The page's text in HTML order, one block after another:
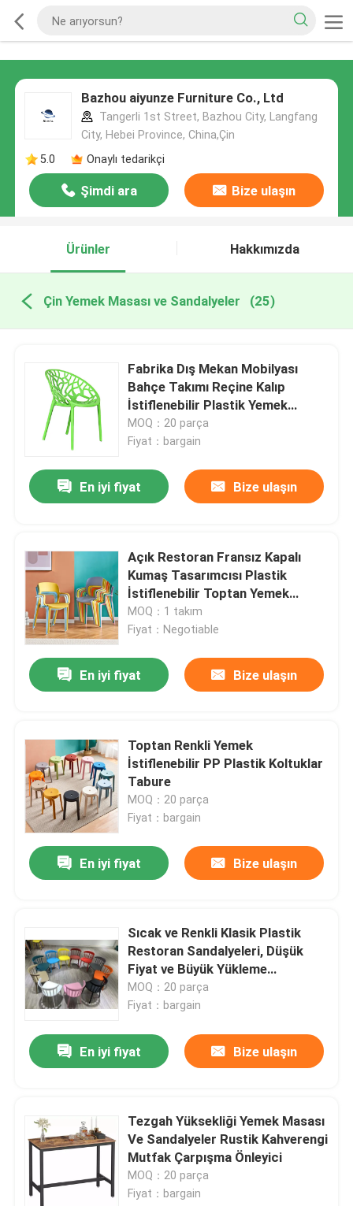
Bazhou aiyunze Furniture Co., Ltd
Tangerli 1st Street, Bazhou City, Langfang
City, Hebei Province, China,Çin
5.0
Onaylı tedarikçi
Şimdi ara Bize ulaşın
Ürünler Hakkımızda
Çin Yemek Masası ve Sandalyeler (25)
Fabrika Dış Mekan Mobilyası
Bahçe Takımı Reçine Kalıp
İstiflenebilir Plastik Yemek
Sandalyesi
MOQ：20 parça
Fiyat：bargain
En iyi fiyat Bize ulaşın
Açık Restoran Fransız Kapalı
Kumaş Tasarımcısı Plastik
İstiflenebilir Toptan Yemek
Sandalyeleri
MOQ：1 takım
Fiyat：Negotiable
En iyi fiyat Bize ulaşın
Toptan Renkli Yemek
İstiflenebilir PP Plastik Koltuklar
Tabure
MOQ：20 parça
Fiyat：bargain
En iyi fiyat Bize ulaşın
Sıcak ve Renkli Klasik Plastik
Restoran Sandalyeleri, Düşük
Fiyat ve Büyük Yükleme
Kapasitesi ile İstiflenebilir
MOQ：20 parça
Fiyat：bargain
En iyi fiyat Bize ulaşın
Tezgah Yüksekliği Yemek Masası
Ve Sandalyeler Rustik Kahverengi
Mutfak Çarpışma Önleyici
MOQ：20 parça
Fiyat：bargain